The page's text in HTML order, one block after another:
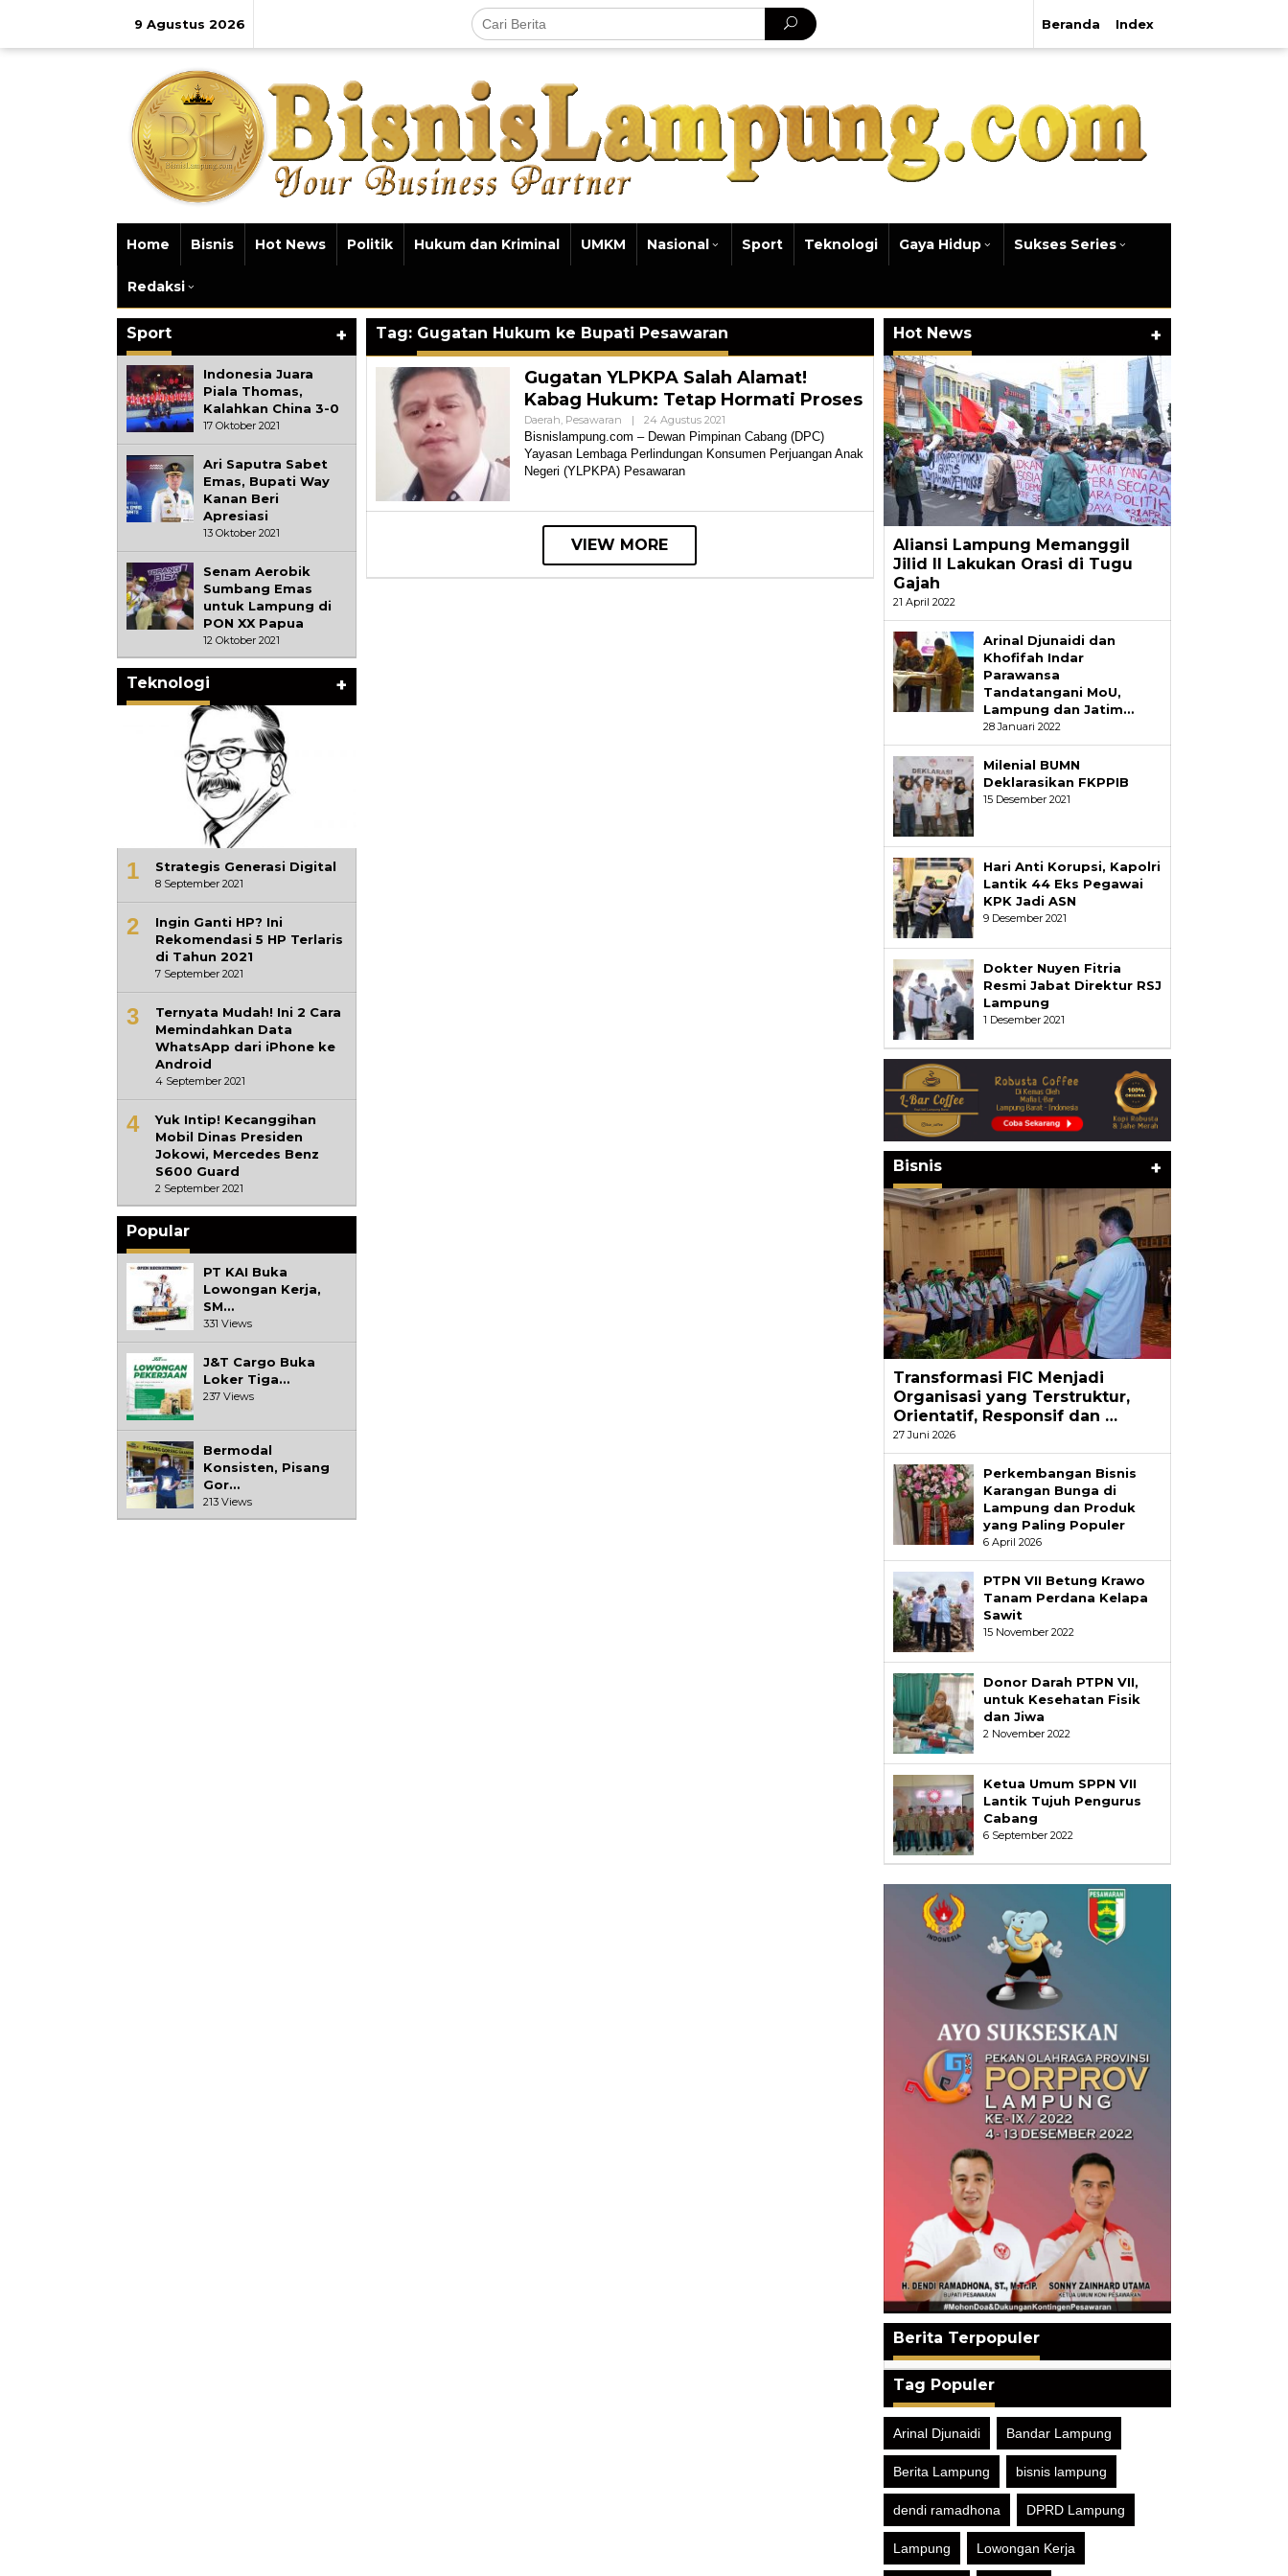
9 Agustus 2026 Beranda Index
Home Bisnis Hot News Politik Hukum dan Kriminal UMKM Nasional Sport Teknologi Gaya Hidup Sukses Series
Redaksi
Sport +
Indonesia Juara
Piala Thomas,
Kalahkan China 3-0
17 Oktober 2021
Ari Saputra Sabet
Emas, Bupati Way
Kanan Beri
Apresiasi
13 Oktober 2021
Senam Aerobik
Sumbang Emas
untuk Lampung di
PON XX Papua
12 Oktober 2021
Teknologi +
1 Strategis Generasi Digital
8 September 2021
2
Ingin Ganti HP? Ini
Rekomendasi 5 HP Terlaris
di Tahun 2021
7 September 2021
3
Ternyata Mudah! Ini 2 Cara
Memindahkan Data
WhatsApp dari iPhone ke
Android
4 September 2021
4
Yuk Intip! Kecanggihan
Mobil Dinas Presiden
Jokowi, Mercedes Benz
S600 Guard
2 September 2021
Popular
PT KAI Buka
Lowongan Kerja,
SM…
331 Views
J&T Cargo Buka
Loker Tiga…
237 Views
Bermodal
Konsisten, Pisang
Gor…
213 Views
Tag: Gugatan Hukum ke Bupati Pesawaran
Gugatan YLPKPA Salah Alamat!
Kabag Hukum: Tetap Hormati Proses
Daerah, Pesawaran | 24 Agustus 2021
Bisnis
Lampung
Bisnislampung.com – Dewan Pimpinan Cabang (DPC)
Yayasan Lembaga Perlindungan Konsumen Perjuangan Anak
Negeri (YLPKPA) Pesawaran
VIEW MORE
Hot News +
Aliansi Lampung Memanggil
Jilid II Lakukan Orasi di Tugu
Gajah
21 April 2022
Arinal Djunaidi dan
Khofifah Indar
Parawansa
Tandatangani MoU,
Lampung dan Jatim…
28 Januari 2022
Milenial BUMN
Deklarasikan FKPPIB
15 Desember 2021
Hari Anti Korupsi, Kapolri
Lantik 44 Eks Pegawai
KPK Jadi ASN
9 Desember 2021
Dokter Nuyen Fitria
Resmi Jabat Direktur RSJ
Lampung
1 Desember 2021
Bisnis +
Transformasi FIC Menjadi
Organisasi yang Terstruktur,
Orientatif, Responsif dan …
27 Juni 2026
Perkembangan Bisnis
Karangan Bunga di
Lampung dan Produk
yang Paling Populer
6 April 2026
PTPN VII Betung Krawo
Tanam Perdana Kelapa
Sawit
15 November 2022
Donor Darah PTPN VII,
untuk Kesehatan Fisik
dan Jiwa
2 November 2022
Ketua Umum SPPN VII
Lantik Tujuh Pengurus
Cabang
6 September 2022
Berita Terpopuler
Tag Populer
Arinal Djunaidi Bandar Lampung
Berita Lampung bisnis lampung
dendi ramadhona DPRD Lampung
Lampung Lowongan Kerja